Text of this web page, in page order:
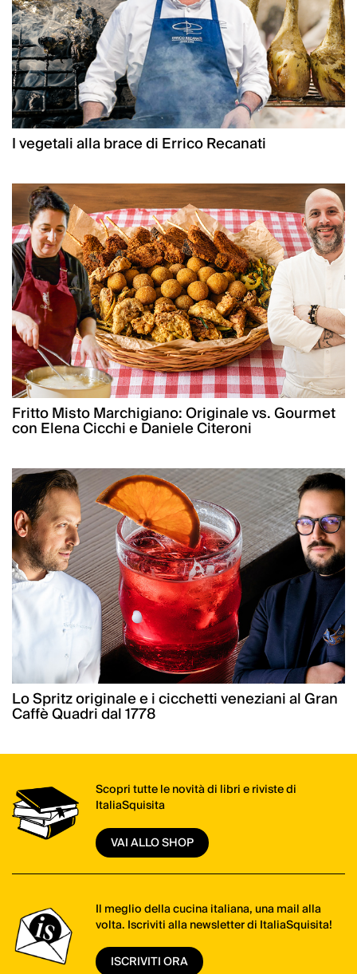
I vegetali alla brace di Errico Recanati
Fritto Misto Marchigiano: Originale vs. Gourmet
con Elena Cicchi e Daniele Citeroni
Lo Spritz originale e i cicchetti veneziani al Gran
Caffè Quadri dal 1778
Scopri tutte le novità di libri e riviste di
ItaliaSquisita
VAI ALLO SHOP
Il meglio della cucina italiana, una mail alla
volta. Iscriviti alla newsletter di ItaliaSquisita!
ISCRIVITI ORA